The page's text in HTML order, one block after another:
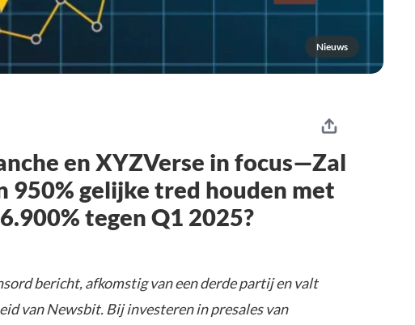
Nieuws
en XYZVerse in focus—Zal
950% gelijke tred houden met
tegen Q1 2025?
bericht, afkomstig van een derde partij en valt
van Newsbit. Bij investeren in presales van